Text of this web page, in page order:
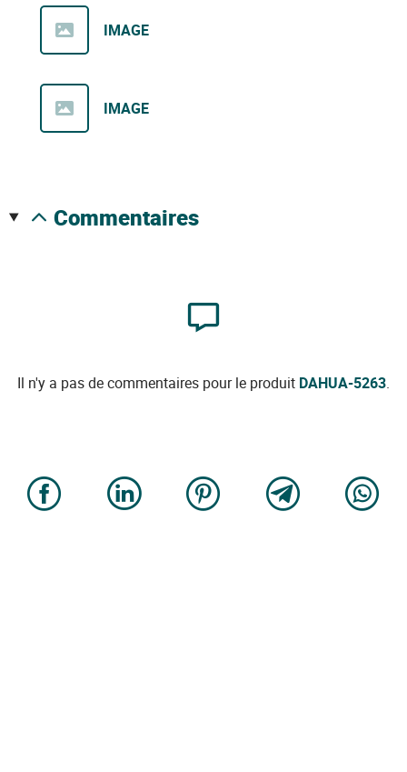
IMAGE
IMAGE
commentaires
Il n'y a pas de commentaires pour le produit DAHUA-5263.